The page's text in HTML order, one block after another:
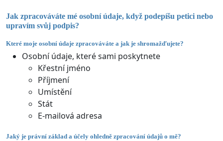
Jak zpracováváte mé osobní údaje, když podepíšu petici nebo
upravím svůj podpis?
Které moje osobní údaje zpracováváte a jak je shromažďujete?
Osobní údaje, které sami poskytnete
Křestní jméno
Příjmení
Umístění
Stát
E-mailová adresa
Jaký je právní základ a účely ohledně zpracování údajů o mě?